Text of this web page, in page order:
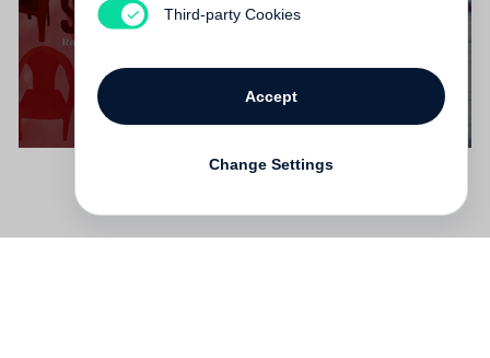
€ 18.00
Third-party Cookies
Accept
Change Settings